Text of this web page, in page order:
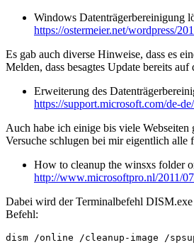
Windows Datenträgerbereinigung
https://ostermeier.net/wordpress/
Es gab auch diverse Hinweise, dass es
Melden, dass besagtes Update bereits
Erweiterung des
https://support.microsoft.com/de-
Auch habe ich einige bis viele
Versuche schlugen bei mir eigentlich
How to cleanup the winsxs folder
http://www.microsoftpro.nl/2011/
Dabei wird der Terminalbefehl
Befehl:
dism /online /cleanup-image /